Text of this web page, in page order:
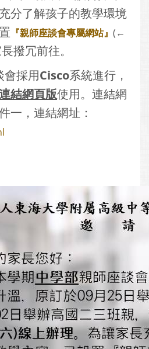
分了解孩子的教學環境
『親師座談會專屬網站』 (←
撥冗前往。
會採用Cisco系統進行，
結網頁版使用。連結網
一，連結網址：